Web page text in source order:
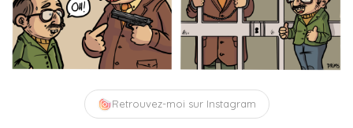
Retrouvez-moi sur Instagram